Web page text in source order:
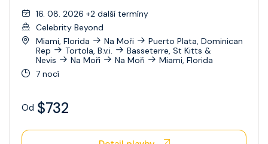
Celebrity Compass
Celebrity Constellation
Celebrity Eclipse
Celebrity Equinox
Celebrity Flora
16. 08. 2026 +2 další termíny
Celebrity Beyond
Miami, Florida
Na Moři
Puerto Plata, Dominican
Rep
Tortola, B.v.i.
Basseterre, St Kitts &
Nevis
Na Moři Na Moři
Miami, Florida
7 nocí
Od $732